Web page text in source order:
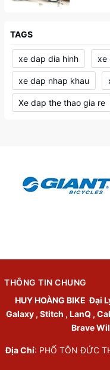
TAGS
xe dap dia hinh xe
xe dap nhap khau
Xe dap the thao gia re
THÔNG TIN CHUNG
HUY HOÀNG BIKE Đại
Galaxy , Stitch , LanQ ,
Brave
Địa Chỉ: PHỐ TÔN ĐỨC